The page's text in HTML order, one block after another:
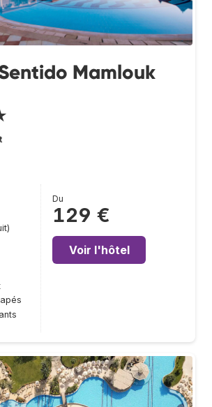
Mamlouk
Du
129 €
Voir l'hôtel